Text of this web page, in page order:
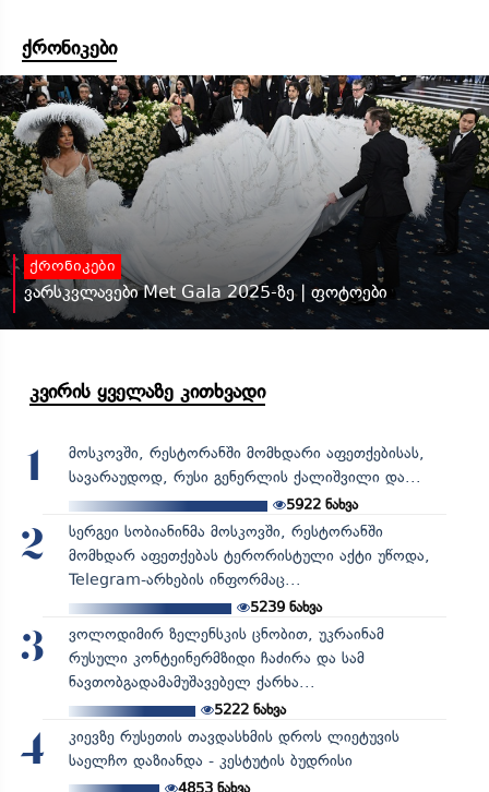
ქრონიკები
ქრონიკები
ვარსკვლავები Met Gala 2025-ზე | ფოტოები
კვირის ყველაზე კითხვადი
1
მოსკოვში, რესტორანში მომხდარი აფეთქებისას,
სავარაუდოდ, რუსი გენერლის ქალიშვილი და...
5922 ნახვა
2
სერგეი სობიანინმა მოსკოვში, რესტორანში
მომხდარ აფეთქებას ტერორისტული აქტი უწოდა,
Telegram-არხების ინფორმაც...
5239ნახვა
3
ვოლოდიმირ ზელენსკის ცნობით, უკრაინამ
რუსული კონტეინერმზიდი ჩაძირა და სამ
ნავთობგადამამუშავებელ ქარხა...
5222ნახვა
4
კიევზე რუსეთის თავდასხმის დროს ლიეტუვის
საელჩო დაზიანდა - კესტუტის ბუდრისი
4853ნახვა